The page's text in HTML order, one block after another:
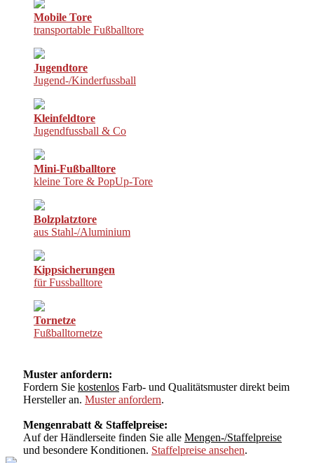
Mobile Tore
transportable Fußballtore
Jugendtore
Jugend-/Kinderfussball
Kleinfeldtore
Jugendfussball & Co
Mini-Fußballtore
kleine Tore & PopUp-Tore
Bolzplatztore
aus Stahl-/Aluminium
Kippsicherungen
für Fussballtore
Tornetze
Fußballtornetze
Muster anfordern:
Fordern Sie kostenlos Farb- und Qualitätsmuster direkt beim
Hersteller an. Muster anfordern.
Mengenrabatt & Staffelpreise:
Auf der Händlerseite finden Sie alle Mengen-/Staffelpreise
und besondere Konditionen. Staffelpreise ansehen.